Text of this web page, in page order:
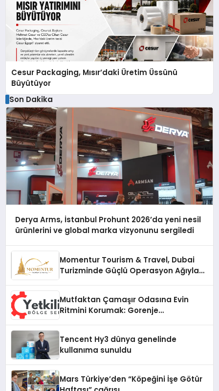
Cesur Packaging, Mısır’daki Üretim Üssünü
Büyütüyor
Son Dakika
Derya Arms, İstanbul Prohunt 2026’da yeni nesil
ürünlerini ve global marka vizyonunu sergiledi
Momentur Tourism & Travel, Dubai
Turizminde Güçlü Operasyon Ağıyla
Mutfaktan Çamaşır Odasına Evin
Ritmini Korumak: Gorenje
Tencent Hy3 dünya genelinde
kullanıma sunuldu
Mars Türkiye’den “Köpeğini İşe Götür